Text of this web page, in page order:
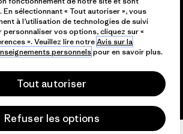
sélectionnant « Tout autoriser », vous
à l’utilisation de technologies de suivi
personnaliser vos options, cliquez sur «
». Veuillez lire notreAvis sur la
personnelspour en savoir plus.
Tout autoriser
Refuser les options